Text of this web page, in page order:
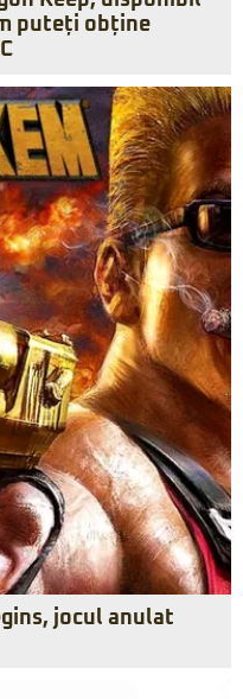
puteți obține
jocul anulat